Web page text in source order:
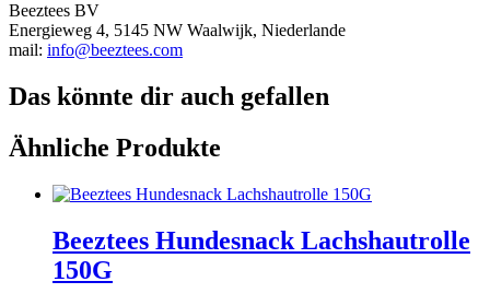
Beeztees BV
Energieweg 4, 5145 NW Waalwijk, Niederlande
mail: info@beeztees.com
Das könnte dir auch gefallen
Ähnliche Produkte
Beeztees Hundesnack Lachshautrolle
150G